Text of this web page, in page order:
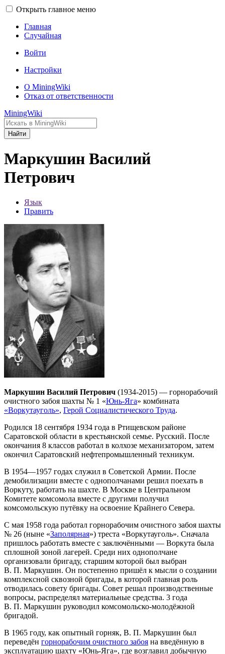
Открыть главное меню
Главная
Случайная
Войти
Настройки
О MiningWiki
Отказ от ответственности
MiningWiki
Найти
Маркушин Василий
Петрович
Язык
Править
Маркушин Василий Петрович (1934-2015) — горнорабочий
очистного забоя шахты № 1 «Юнь-Яга» комбината
«Воркутауголь», Герой Социалистического Труда.
Родился 18 сентября 1934 года в Ртищевском районе
Саратовской области в крестьянской семье. Русский. После
окончания 8 классов работал в колхозе механизатором, затем
окончил Саратовский нефтепромышленный техникум.
В 1954—1957 годах служил в Советской Армии. После
демобилизации вместе с однополчанами решил поехать в
Воркуту, работать на шахте. В Москве в Центральном
Комитете комсомола вместе с другими получил
комсомольскую путёвку на освоение Крайнего Севера.
С мая 1958 года работал горнорабочим очистного забоя шахты
№ 26 (ныне «Заполярная») треста «Воркутауголь». Сначала
пришлось работать вместе с заключёнными — Воркута была
сплошной зоной лагерей. Среди них однополчане
организовали бригаду, старшим которой был выбран
В. П. Маркушин. Он постепенно пришёл к мысли о создании
комплексной сквозной бригады, в которой главная роль
отводилась совету бригады. Совет решал производственные
вопросы, распределял материальные средства. 3 года
В. П. Маркушин руководил комсомольско-молодёжной
бригадой.
В 1965 году, как опытный горняк, В. П. Маркушин был
переведён горнорабочим очистного забоя на введённую в
эксплуатацию шахту «Юнь-Яга», где возглавил добычную